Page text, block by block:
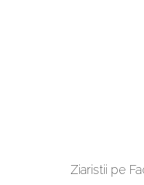
Ziaristii pe